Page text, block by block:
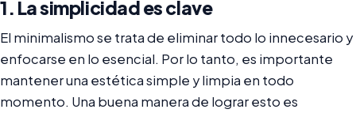
1. La simplicidad es clave
El minimalismo se trata de eliminar todo lo innecesario y
enfocarse en lo esencial. Por lo tanto, es importante
mantener una estética simple y limpia en todo
momento. Una buena manera de lograr esto es